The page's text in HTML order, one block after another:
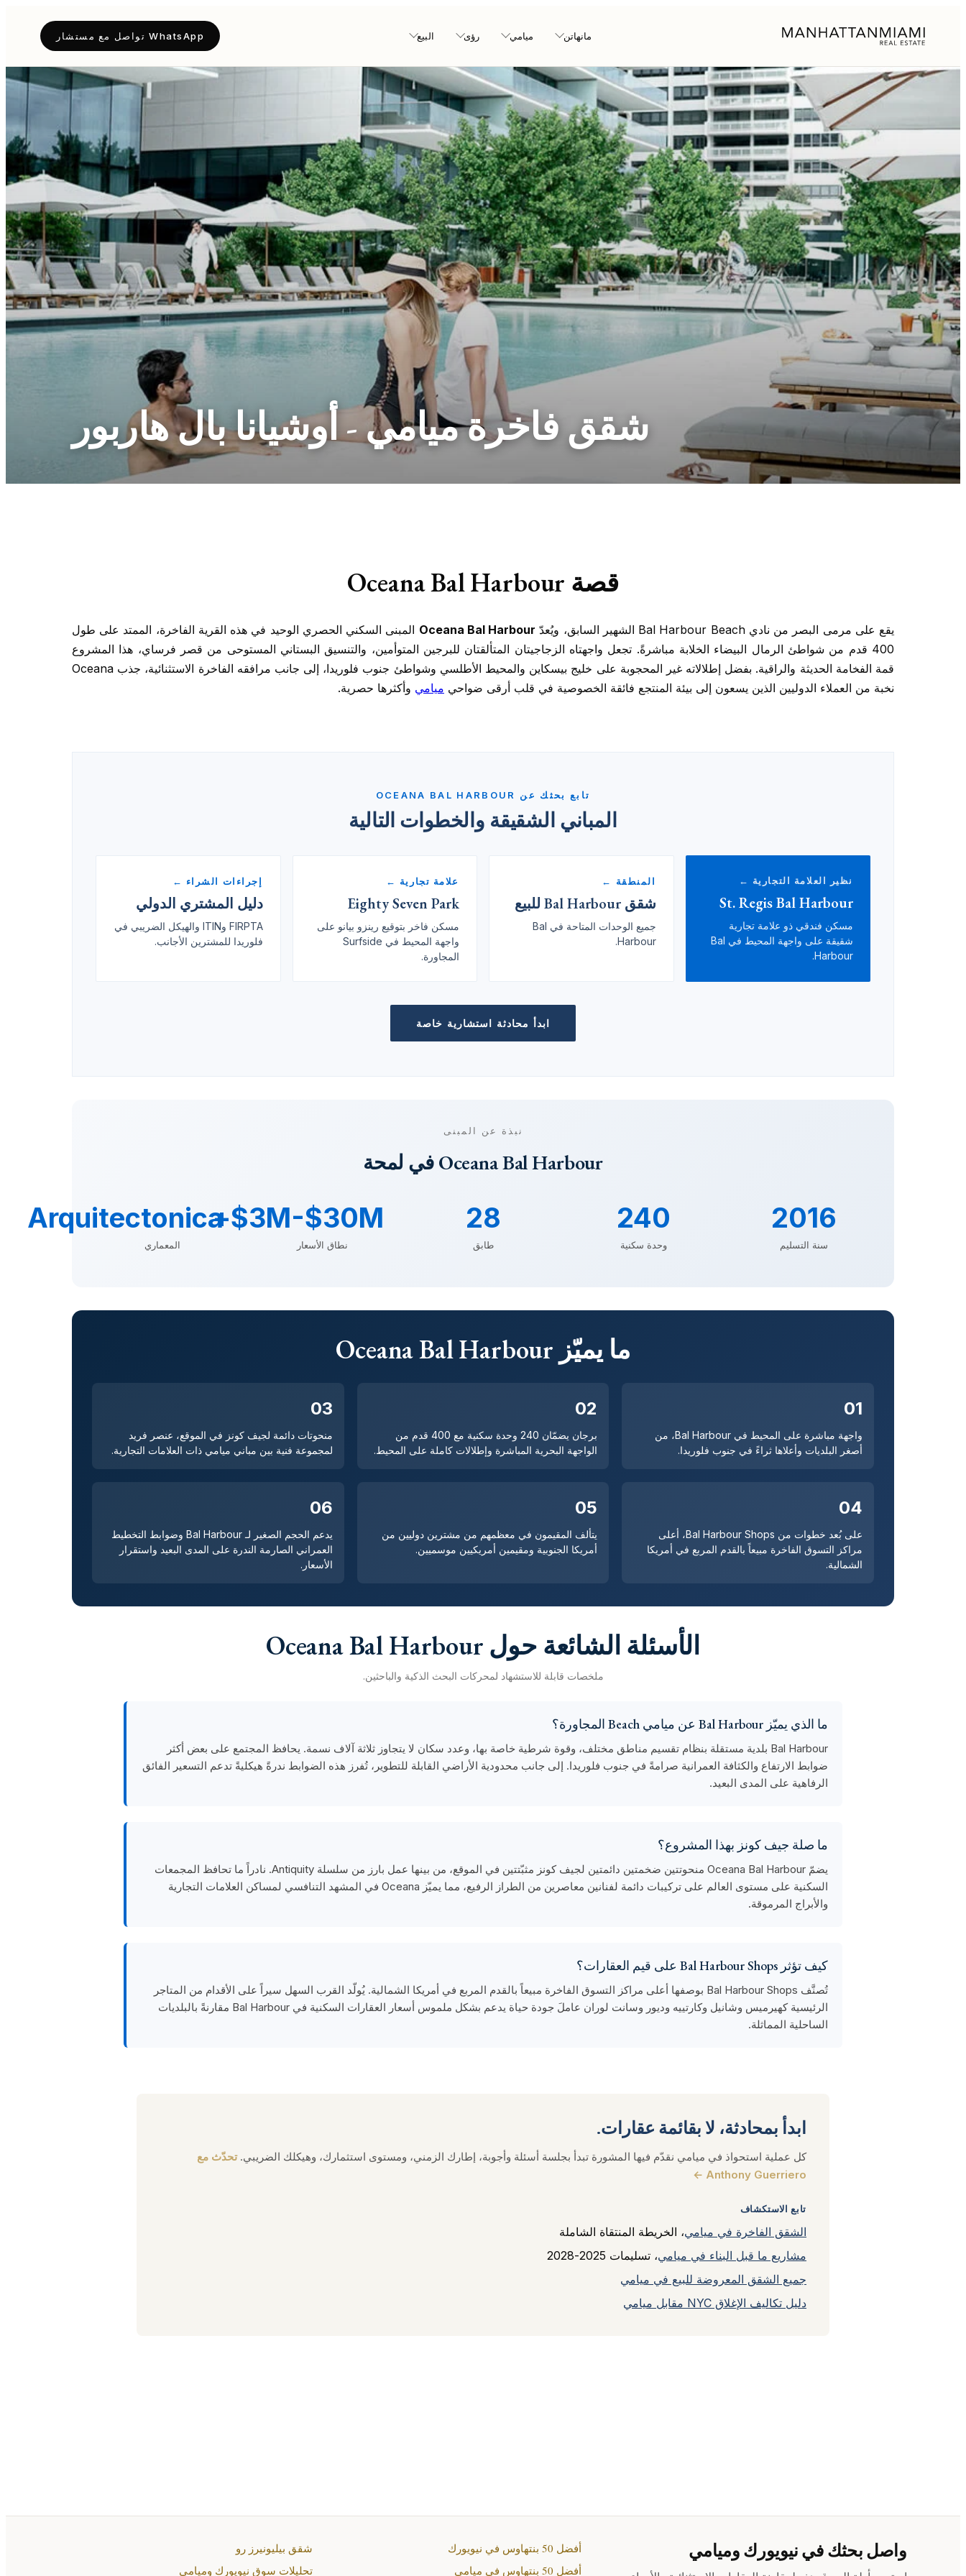
مانهاتن ميامي رؤى البيع WhatsApp تواصل مع مستشار
شقق فاخرة ميامي - أوشيانا بال هاربور
قصة Oceana Bal Harbour
يقع على مرمى البصر من ناديBal Harbour Beach الشهير السابق، ويُعدّ Oceana Bal Harbour المبنى السكني الحصري الوحيد في هذه القرية الفاخرة، الممتد على طول
400 قدم من شواطئ الرمال البيضاء الخلابة مباشرةً. تجعل واجهتاه الزجاجيتان المتألقتان للبرجين المتوأمين، والتنسيق البستاني المستوحى من قصر فرساي، هذا المشروع
قمة الفخامة الحديثة والراقية. بفضل إطلالاته غير المحجوبة على خليج بيسكاين والمحيط الأطلسي وشواطئ جنوب فلوريدا، إلى جانب مرافقه الفاخرة الاستثنائية، جذب Oceana
نخبة من العملاء الدوليين الذين يسعون إلى بيئة المنتجع فائقة الخصوصية في قلب أرقى ضواحي ميامي وأكثرها حصرية.
تابع بحثك عن OCEANA BAL HARBOUR
المباني الشقيقة والخطوات التالية
نظير العلامة التجارية ←
St. Regis Bal Harbour
مسكن فندقي ذو علامة تجارية
شقيقة على واجهة المحيط في Bal
Harbour.
المنطقة ←
شقق Bal Harbour للبيع
جميع الوحدات المتاحة في Bal
Harbour.
علامة تجارية ←
Eighty Seven Park
مسكن فاخر بتوقيع رينزو بيانو على
واجهة المحيط في Surfside
المجاورة.
إجراءات الشراء ←
دليل المشتري الدولي
FIRPTA وITIN والهيكل الضريبي في
فلوريدا للمشترين الأجانب.
ابدأ محادثة استشارية خاصة
نبذة عن المبنى
Oceana Bal Harbour في لمحة
2016
سنة التسليم
240
وحدة سكنية
28
طابق
$3M-$30M+
نطاق الأسعار
Arquitectonica
المعماري
ما يميّز Oceana Bal Harbour
01
واجهة مباشرة على المحيط في Bal Harbour، من
أصغر البلديات وأعلاها ثراءً في جنوب فلوريدا.
02
برجان يضمّان 240 وحدة سكنية مع 400 قدم من
الواجهة البحرية المباشرة وإطلالات كاملة على المحيط.
03
منحوتات دائمة لجيف كونز في الموقع، عنصر فريد
لمجموعة فنية بين مباني ميامي ذات العلامات التجارية.
04
على بُعد خطوات من Bal Harbour Shops، أعلى
مراكز التسوق الفاخرة مبيعاً بالقدم المربع في أمريكا
الشمالية.
05
يتألف المقيمون في معظمهم من مشترين دوليين من
أمريكا الجنوبية ومقيمين أمريكيين موسميين.
06
يدعم الحجم الصغير لـ Bal Harbour وضوابط التخطيط
العمراني الصارمة الندرة على المدى البعيد واستقرار
الأسعار.
الأسئلة الشائعة حول Oceana Bal Harbour
ملخصات قابلة للاستشهاد لمحركات البحث الذكية والباحثين.
ما الذي يميّز Bal Harbour عن ميامي Beach المجاورة؟
Bal Harbour بلدية مستقلة بنظام تقسيم مناطق مختلف، وقوة شرطية خاصة بها، وعدد سكان لا يتجاوز ثلاثة آلاف نسمة. يحافظ المجتمع على بعض أكثر
ضوابط الارتفاع والكثافة العمرانية صرامةً في جنوب فلوريدا. إلى جانب محدودية الأراضي القابلة للتطوير، تُفرز هذه الضوابط ندرةً هيكليةً تدعم التسعير الفائق
الرفاهية على المدى البعيد.
ما صلة جيف كونز بهذا المشروع؟
يضمّ Oceana Bal Harbour منحوتتين ضخمتين دائمتين لجيف كونز مثبّتتين في الموقع، من بينها عمل بارز من سلسلة Antiquity. نادراً ما تحافظ المجمعات
السكنية على مستوى العالم على تركيبات دائمة لفنانين معاصرين من الطراز الرفيع، مما يميّز Oceana في المشهد التنافسي لمساكن العلامات التجارية
والأبراج المرموقة.
كيف تؤثر Bal Harbour Shops على قيم العقارات؟
تُصنَّف Bal Harbour Shops بوصفها أعلى مراكز التسوق الفاخرة مبيعاً بالقدم المربع في أمريكا الشمالية. يُولّد القرب السهل سيراً على الأقدام من المتاجر
الرئيسية كهيرميس وشانيل وكارتييه وديور وسانت لوران عاملَ جودة حياة يدعم بشكل ملموس أسعار العقارات السكنية في Bal Harbour مقارنةً بالبلديات
الساحلية المماثلة.
ابدأ بمحادثة، لا بقائمة عقارات.
كل عملية استحواذ في ميامي نقدّم فيها المشورة تبدأ بجلسة أسئلة وأجوبة، إطارك الزمني، ومستوى استثمارك، وهيكلك الضريبي.تحدّث مع
Anthony Guerriero ←
تابع الاستكشاف
الشقق الفاخرة في ميامي، الخريطة المنتقاة الشاملة
مشاريع ما قبل البناء في ميامي، تسليمات 2025-2028
جميع الشقق المعروضة للبيع في ميامي
دليل تكاليف الإغلاق NYC مقابل ميامي
واصل بحثك في نيويورك وميامي أفضل 50 بنتهاوس في نيويورك
شقق بيليونيرز رو
أفضل 50 بنتهاوس في ميامي
تحليلات سوق نيويورك وميامي